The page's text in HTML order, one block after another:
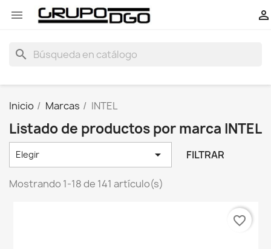
 
search
Inicio Marcas INTEL
Listado de productos por marca INTEL
Elegir  FILTRAR
Mostrando 1-18 de 141 artículo(s)
favorite_border